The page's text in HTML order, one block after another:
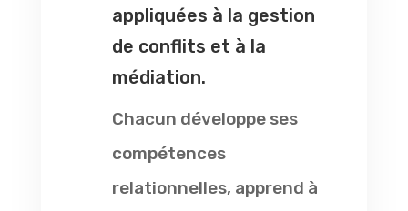
appliquées à la gestion
de conflits et à la
médiation.
Chacun développe ses
compétences
relationnelles, apprend à